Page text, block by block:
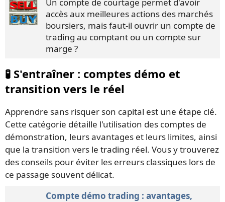
accès aux meilleures actions des marchés
boursiers, mais faut-il ouvrir un compte de
trading au comptant ou un compte sur
marge ?
🧪 S'entraîner : comptes démo et
transition vers le réel
Apprendre sans risquer son capital est une étape clé.
Cette catégorie détaille l'utilisation des comptes de
démonstration, leurs avantages et leurs limites, ainsi
que la transition vers le trading réel. Vous y trouverez
des conseils pour éviter les erreurs classiques lors de
ce passage souvent délicat.
Compte démo trading : avantages,